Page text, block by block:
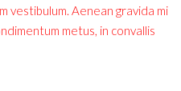
vestibulum. Aenean gravida mi
metus, in convallis